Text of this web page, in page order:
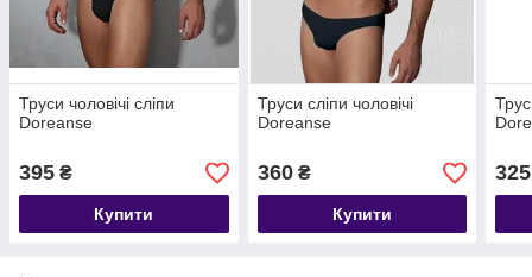
Труси чоловічі сліпи
Doreanse
395 ₴
Купити
Труси сліпи чоловічі
Doreanse
360₴
Купити
325